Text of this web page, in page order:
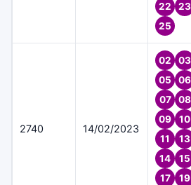
22
23
25
2740 14/02/2023
02
03
05
06
07
08
09
10
11
13
14
15
17
19